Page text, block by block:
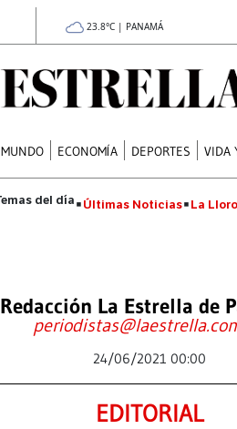
23.8°C | PANAMÁ
MUNDO ECONOMÍA DEPORTES VIDA
Últimas Noticias La
Redacción La Estrella de
24/06/2021 00:00
EDITORIAL